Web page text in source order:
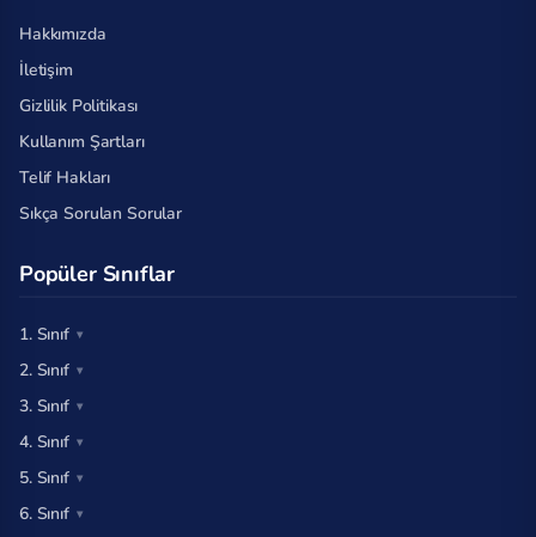
Hakkımızda
İletişim
Gizlilik Politikası
Kullanım Şartları
Telif Hakları
Sıkça Sorulan Sorular
Popüler Sınıflar
1. Sınıf
2. Sınıf
3. Sınıf
4. Sınıf
5. Sınıf
6. Sınıf